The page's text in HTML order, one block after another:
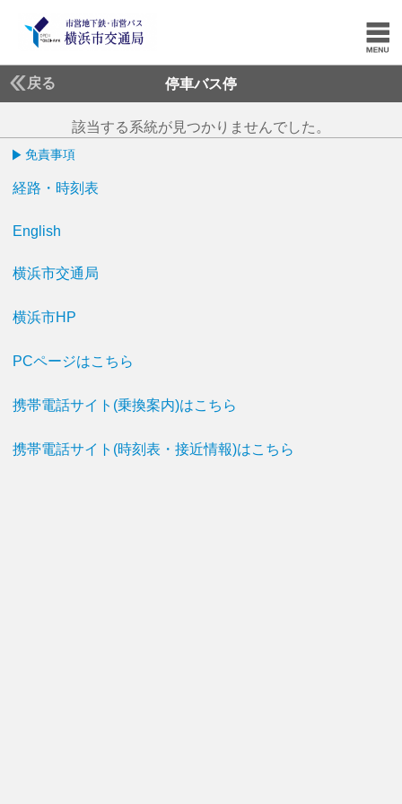
戻る 停車バス停
該当する系統が見つかりませんでした。
免責事項
経路・時刻表
English
横浜市交通局
横浜市HP
PCページはこちら
携帯電話サイト(乗換案内)はこちら
携帯電話サイト(時刻表・接近情報)はこちら